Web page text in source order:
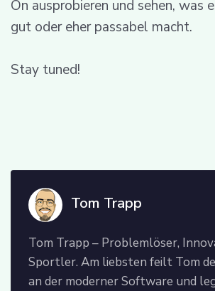
On ausprobieren und sehen, was
gut oder eher passabel macht.
Stay tuned!
Tom Trapp
Tom Trapp – Problemlöser,
Sportler. Am liebsten feilt Tom
an der moderner Software und